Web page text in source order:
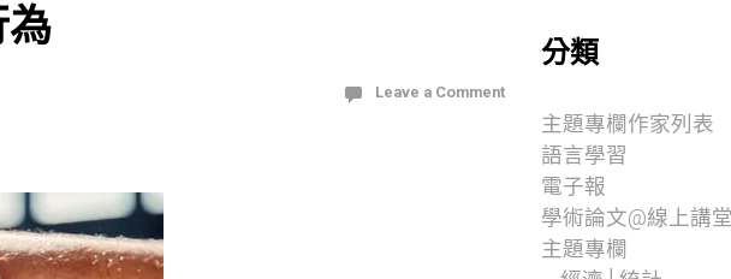
為
Leave a Comment
分類
主題專欄作家列表
語言學習
電子報
學術論文@線上講堂
主題專欄